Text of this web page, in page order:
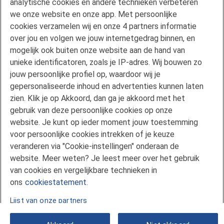
Maximale hypotheek
Renteoverzicht
Mijn situatie wijzigt
Duurzaam wonen
mijnFlorius
Nieuwsbrieven
Pers
Vind een adviseur
Verwachting hypotheekrente
Service en Contact
Voorwaarden en formulieren
Klachtenregeling
Veelgestelde vragen
analytische cookies en andere technieken verbeteren
we onze website en onze app. Met persoonlijke
cookies verzamelen wij en onze 4 partners informatie
over jou en volgen we jouw internetgedrag binnen, en
mogelijk ook buiten onze website aan de hand van
unieke identificatoren, zoals je IP-adres. Wij bouwen zo
jouw persoonlijke profiel op, waardoor wij je
gepersonaliseerde inhoud en advertenties kunnen laten
zien. Klik je op Akkoord, dan ga je akkoord met het
gebruik van deze persoonlijke cookies op onze
website. Je kunt op ieder moment jouw toestemming
voor persoonlijke cookies intrekken of je keuze
veranderen via "Cookie-instellingen" onderaan de
website. Meer weten? Je leest meer over het gebruik
van cookies en vergelijkbare technieken in
ons cookiestatement.
Lijst van onze partners